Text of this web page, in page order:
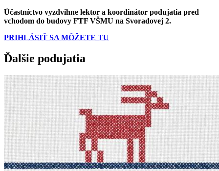
Účastníctvo vyzdvihne lektor a koordinátor podujatia pred
vchodom do budovy FTF VŠMU na Svoradovej 2.
PRIHLÁSIŤ SA MÔŽETE TU
Ďalšie podujatia